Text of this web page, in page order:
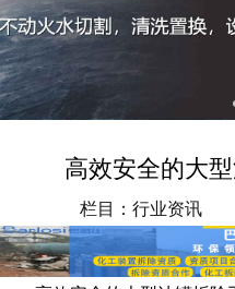
高效安全的大
栏目：行业资讯